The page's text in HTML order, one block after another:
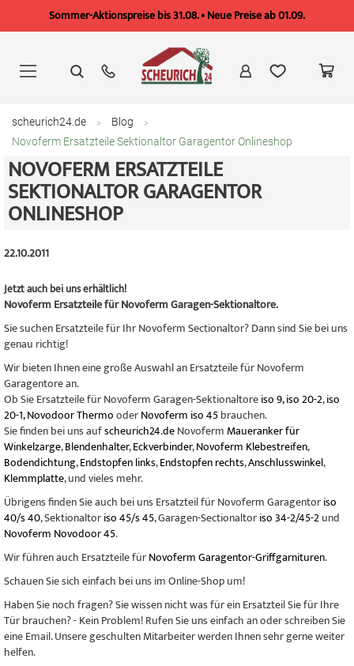
Sommer-Aktionspreise bis 31.08. • Neue Preise ab 01.09.
springen
scheurich24.de
Blog
Novoferm Ersatzteile Sektionaltor Garagentor Onlineshop
NOVOFERM ERSATZTEILE
SEKTIONALTOR GARAGENTOR
ONLINESHOP
22.10.2011
Jetzt auch bei uns erhältlich!
Novoferm Ersatzteile für Novoferm Garagen-Sektionaltore.
Sie suchen Ersatzteile für Ihr Novoferm Sectionaltor? Dann sind Sie bei uns
genau richtig!
Wir bieten Ihnen eine große Auswahl an Ersatzteile für Novoferm
Garagentore an.
Ob Sie Ersatzteile für Novoferm Garagen-Sektionaltoreiso 9, iso 20-2,iso
20-1, Novodoor ThermooderNovoferm iso 45brauchen.
Sie finden bei uns aufscheurich24.deNovoferm Maueranker für
Winkelzarge,Blendenhalter,Eckverbinder,Novoferm Klebestreifen,
Bodendichtung,Endstopfen links,Endstopfen rechts,Anschlusswinkel,
Klemmplatte, und vieles mehr.
Übrigens finden Sie auch bei uns Ersatzteil für Novoferm Garagentoriso
40/s 40, Sektionaltoriso 45/s 45, Garagen-Sectionaltoriso 34-2/45-2und
Novoferm Novodoor 45.
Wir führen auch Ersatzteile fürNovoferm Garagentor-Griffgarnituren.
Schauen Sie sich einfach bei uns im Online-Shop um!
Haben Sie noch fragen? Sie wissen nicht was für ein Ersatzteil Sie für Ihre
Tür brauchen? - Kein Problem! Rufen Sie uns einfach an oder schreiben Sie
eine Email. Unsere geschulten Mitarbeiter werden Ihnen sehr gerne weiter
helfen.